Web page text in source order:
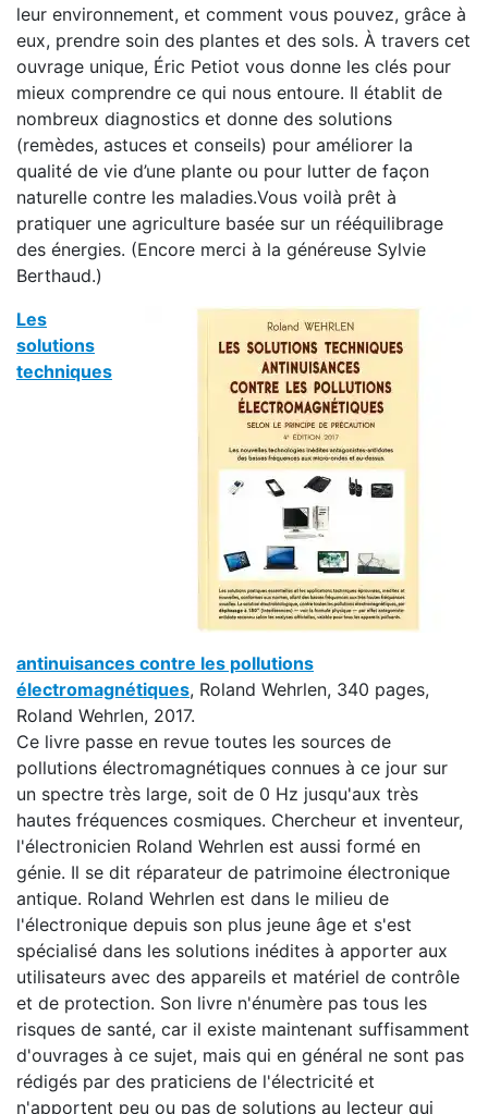
leur environnement, et comment vous pouvez, grâce à
eux, prendre soin des plantes et des sols. À travers cet
ouvrage unique, Éric Petiot vous donne les clés pour
mieux comprendre ce qui nous entoure. Il établit de
nombreux diagnostics et donne des solutions
(remèdes, astuces et conseils) pour améliorer la
qualité de vie d’une plante ou pour lutter de façon
naturelle contre les maladies.Vous voilà prêt à
pratiquer une agriculture basée sur un rééquilibrage
des énergies. (Encore merci à la généreuse Sylvie
Berthaud.)
Les
solutions
techniques
antinuisances contre les pollutions
électromagnétiques, Roland Wehrlen, 340 pages,
Roland Wehrlen, 2017.
Ce livre passe en revue toutes les sources de
pollutions électromagnétiques connues à ce jour sur
un spectre très large, soit de 0 Hz jusqu'aux très
hautes fréquences cosmiques. Chercheur et inventeur,
l'électronicien Roland Wehrlen est aussi formé en
génie. Il se dit réparateur de patrimoine électronique
antique. Roland Wehrlen est dans le milieu de
l'électronique depuis son plus jeune âge et s'est
spécialisé dans les solutions inédites à apporter aux
utilisateurs avec des appareils et matériel de contrôle
et de protection. Son livre n'énumère pas tous les
risques de santé, car il existe maintenant suffisamment
d'ouvrages à ce sujet, mais qui en général ne sont pas
rédigés par des praticiens de l'électricité et
n'apportent peu ou pas de solutions au lecteur qui